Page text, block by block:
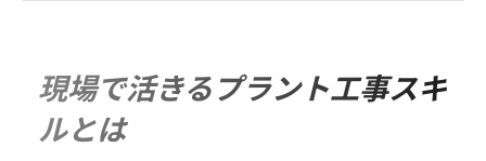
トラブル対応力が光るプラント工事の現場
力
現場で活きるプラント工事スキ
ルとは